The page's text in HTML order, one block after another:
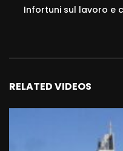
Infortuni sul lavoro e
RELATED VIDEOS